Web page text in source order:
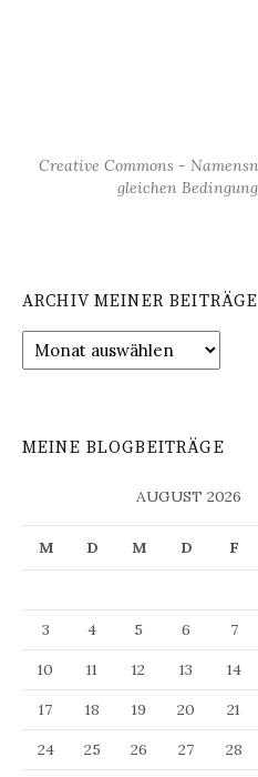
Creative Commons -
gleichen
ARCHIV MEINER BEITRÄGE
Archiv
meiner
MEINE BLOGBEITRÄGE
AUGUST 2026
M D M D F
3
4 5 6 7
10
11 12 13 14
17
18 19 20 21
24
25 26 27 28